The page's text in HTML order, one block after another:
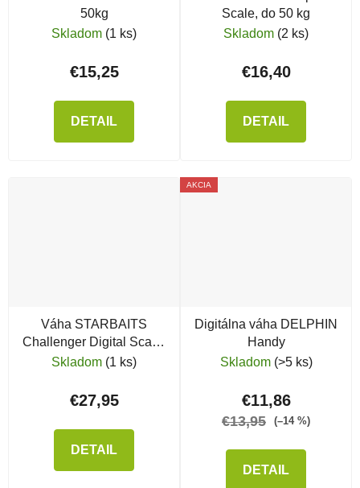
50kg
Skladom (1 ks)
€15,25
DETAIL
Scale, do 50 kg
Skladom (2 ks)
€16,40
DETAIL
Váha STARBAITS
Challenger Digital Scale,
50 kg
Skladom (1 ks)
€27,95
DETAIL
AKCIA
Digitálna váha DELPHIN
Handy
Skladom (>5 ks)
€11,86
€13,95 (–14 %)
DETAIL